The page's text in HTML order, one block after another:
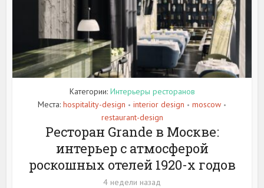
Категории: Интерьеры ресторанов
Места: hospitality-design • interior design • moscow •
restaurant-design
Ресторан Grande в Москве:
интерьер с атмосферой
роскошных отелей 1920-х годов
4 недели назад